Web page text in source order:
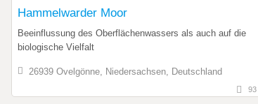
Hammelwarder Moor
Beeinflussung des Oberflächenwassers als auch auf die
biologische Vielfalt
26939 Ovelgönne, Niedersachsen, Deutschland
93